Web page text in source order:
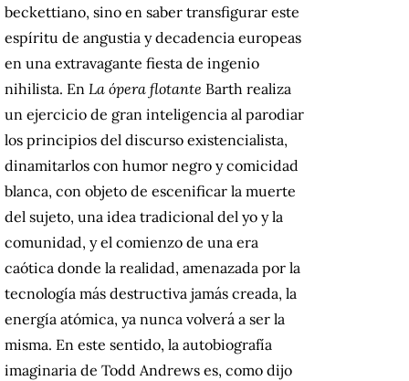
beckettiano, sino en saber transfigurar este
espíritu de angustia y decadencia europeas
en una extravagante fiesta de ingenio
nihilista. En La ópera flotante Barth realiza
un ejercicio de gran inteligencia al parodiar
los principios del discurso existencialista,
dinamitarlos con humor negro y comicidad
blanca, con objeto de escenificar la muerte
del sujeto, una idea tradicional del yo y la
comunidad, y el comienzo de una era
caótica donde la realidad, amenazada por la
tecnología más destructiva jamás creada, la
energía atómica, ya nunca volverá a ser la
misma. En este sentido, la autobiografía
imaginaria de Todd Andrews es, como dijo